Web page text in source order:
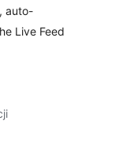
auto-
Live Feed